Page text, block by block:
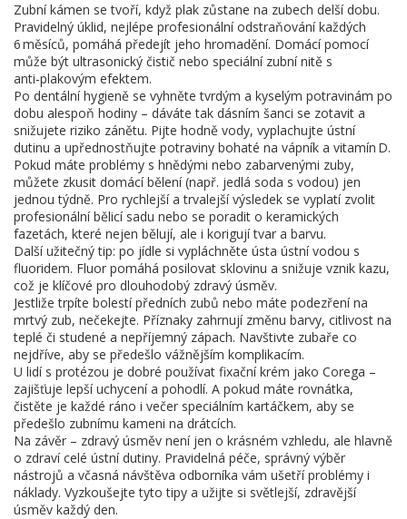
Zubní kámen se tvoří, když plak zůstane na zubech delší dobu.
Pravidelný úklid, nejlépe profesionální odstraňování každých
6 měsíců, pomáhá předejít jeho hromadění. Domácí pomocí
může být ultrasonický čistič nebo speciální zubní nitě s
anti‑plakovým efektem.
Po dentální hygieně se vyhněte tvrdým a kyselým potravinám po
dobu alespoň hodiny – dáváte tak dásním šanci se zotavit a
snižujete riziko zánětu. Pijte hodně vody, vyplachujte ústní
dutinu a upřednostňujte potraviny bohaté na vápník a vitamín D.
Pokud máte problémy s hnědými nebo zabarvenými zuby,
můžete zkusit domácí bělení (např. jedlá soda s vodou) jen
jednou týdně. Pro rychlejší a trvalejší výsledek se vyplatí zvolit
profesionální bělicí sadu nebo se poradit o keramických
fazetách, které nejen bělují, ale i korigují tvar a barvu.
Další užitečný tip: po jídle si vypláchněte ústa ústní vodou s
fluoridem. Fluor pomáhá posilovat sklovinu a snižuje vznik kazu,
což je klíčové pro dlouhodobý zdravý úsměv.
Jestliže trpíte bolestí předních zubů nebo máte podezření na
mrtvý zub, nečekejte. Příznaky zahrnují změnu barvy, citlivost na
teplé či studené a nepříjemný zápach. Navštivte zubaře co
nejdříve, aby se předešlo vážnějším komplikacím.
U lidí s protézou je dobré používat fixační krém jako Corega –
zajišťuje lepší uchycení a pohodlí. A pokud máte rovnátka,
čistěte je každé ráno i večer speciálním kartáčkem, aby se
předešlo zubnímu kameni na drátcích.
Na závěr – zdravý úsměv není jen o krásném vzhledu, ale hlavně
o zdraví celé ústní dutiny. Pravidelná péče, správný výběr
nástrojů a včasná návštěva odborníka vám ušetří problémy i
náklady. Vyzkoušejte tyto tipy a užijte si světlejší, zdravější
úsměv každý den.